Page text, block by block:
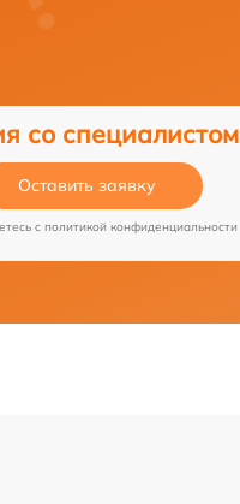
со специалистом
Оставить заявку
c политикой конфиденциальности